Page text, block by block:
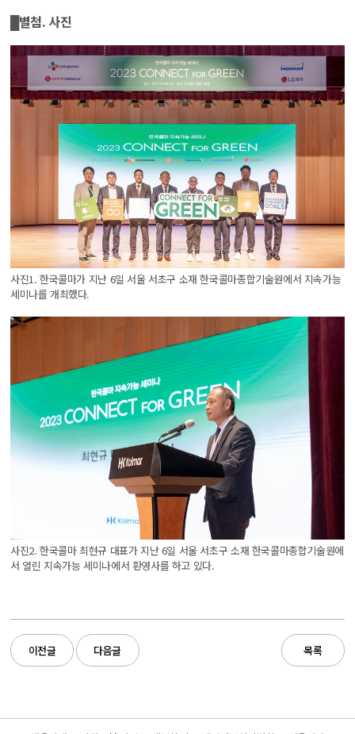
█별첨. 사진
사진1. 한국콜마가 지난 6일 서울 서초구 소재 한국콜마종합기술원에서 지속가능
세미나를 개최했다.
사진2. 한국콜마 최현규 대표가 지난 6일 서울 서초구 소재 한국콜마종합기술원에
서 열린 지속가능 세미나에서 환영사를 하고 있다.
이전글 다음글 목록